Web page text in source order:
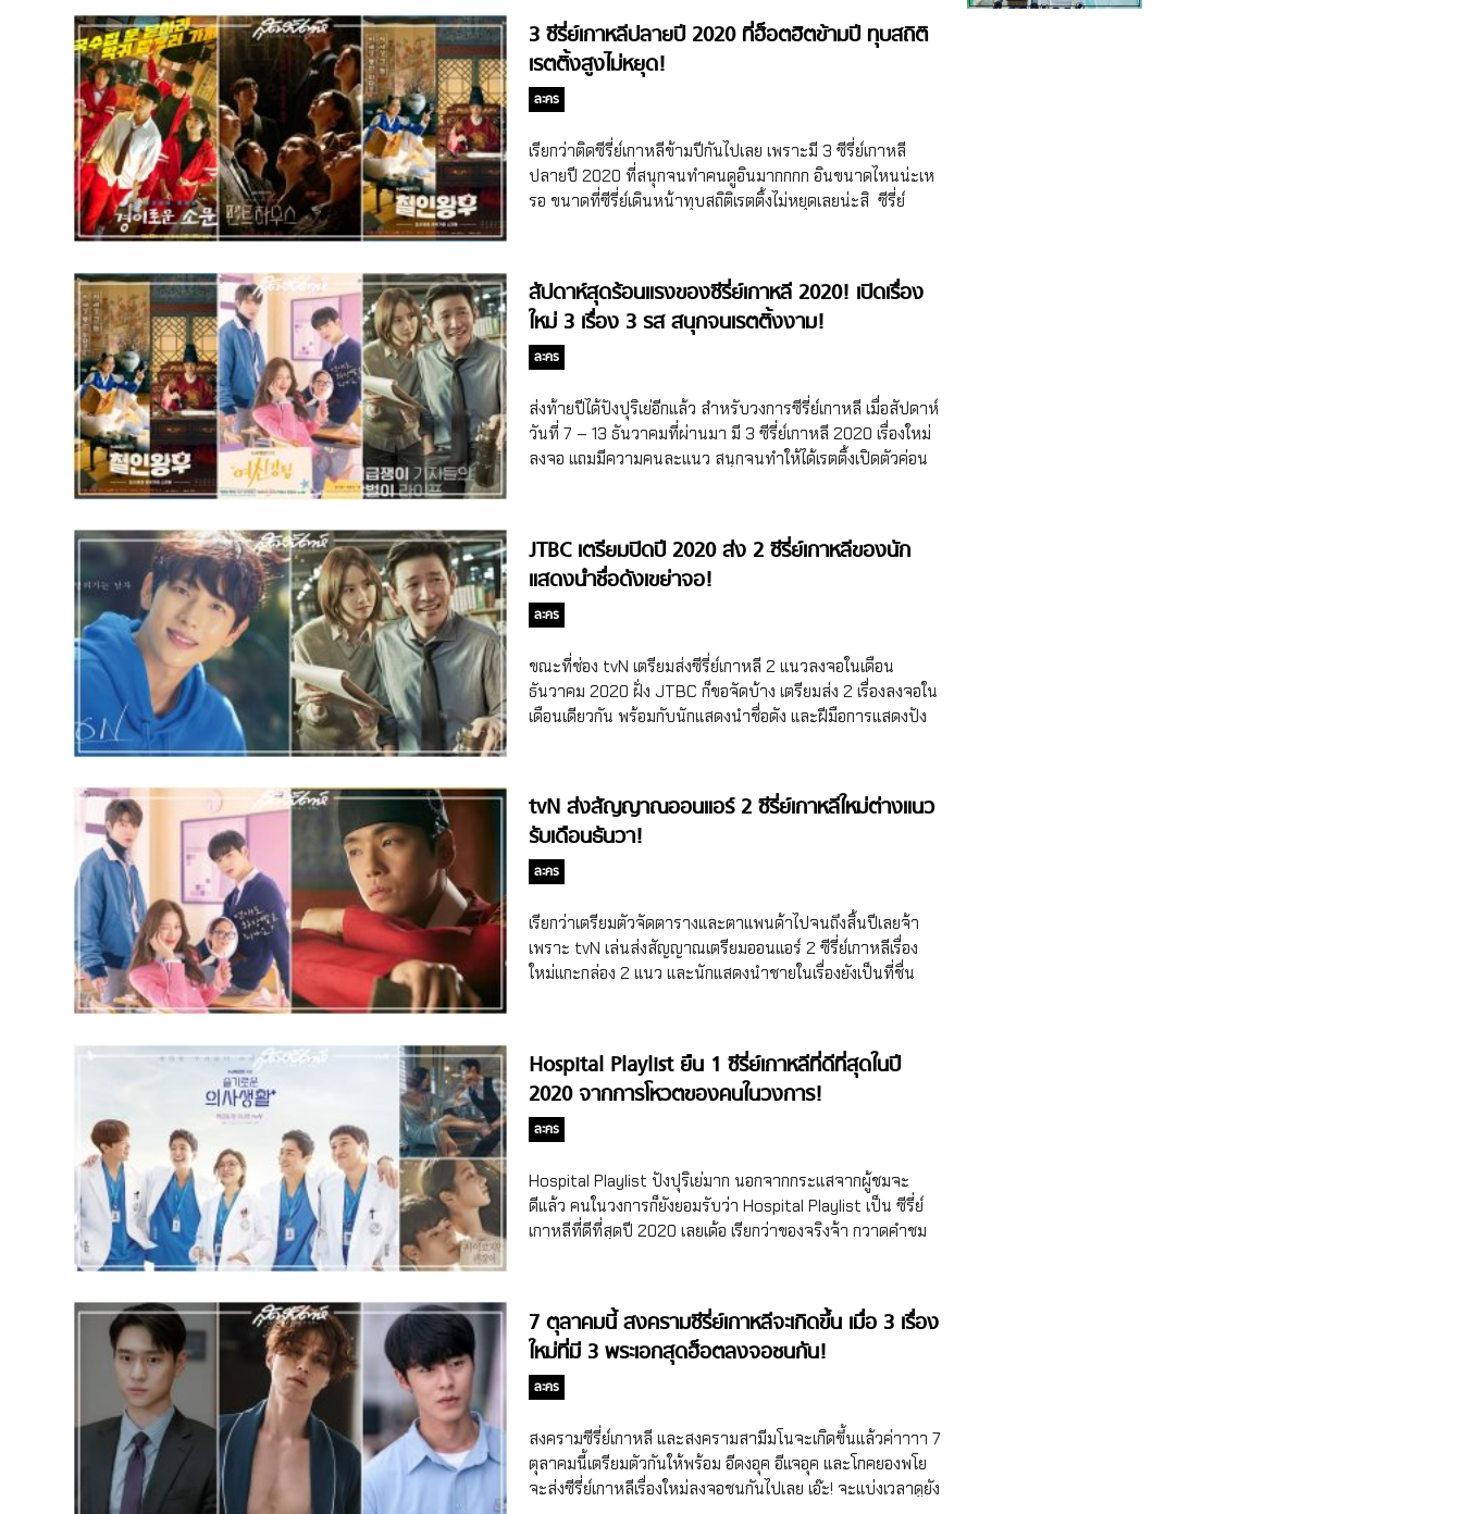
Playlist ซีรี่ย์เกาหลีแนวแพทย์ที่มีวิธีการเล่าเรื่องที่แตกต่างจาก
เรื่องอื่น […]
อันดับซีรี่ย์เกาหลีที่ชาวต่างชาติมากที่สุด 5 อันดับแรก 2 ปีซ้อน
คือ Kingdom ที่ในปี 2019 สามารถครองอันดับ 4 ได้ ถึงแม้ว่าจะ
ตกมา 1 อันดับ แต่ความพีคคืออันดับน้อยลงแต่คะแนนเพิ่มขึ้น
เพราะในปี 2019 Kingdom ได้อันดับ 4 ด้วยคะแนน 2.1% ส่วนปี
2020 ได้คะแนน 2.5% พูดเลยว่าปังน้าาา และเป็นตัวชี้วัดเลย
ว่าการแข่งขันของวงการซีรี่ย์เกาหลีในปี 2020 ดุเดือดมาก แต่
Kingdom ก็ยังครอง TOP5 ได้ อันดับ […]
3 ซีรี่ย์เกาหลีปลายปี 2020 ที่ฮ็อตฮิตข้ามปี ทุบสถิติ
เรตติ้งสูงไม่หยุด!
ละคร
เรียกว่าติดซีรี่ย์เกาหลีข้ามปีกันไปเลย เพราะมี 3 ซีรี่ย์เกาหลี
ปลายปี 2020 ที่สนุกจนทำคนดูอินมากกกก อินขนาดไหนน่ะเห
รอ ขนาดที่ซีรี่ย์เดินหน้าทุบสถิติเรตติ้งไม่หยุดเลยน่ะสิ ซีรี่ย์
ที่ตอนจบซีซั่น 1 จะทำเรตติ้งได้สูงสุดถึง 28.8% เลยทีเดียว กับ
เรื่อง The Penthouse ของ SBS ที่นำเสนอเรื่องการแก่งแย่งชิงดี
ของผู้คนใน Penthouse สำหรับคนชนชั้นสูง โดยจะมีการต่อสู้
ของรุ่นพ่อแม่ที่ปะทะกัน จนส่งผลไปถึงรุ่นลูก เป็นเรื่องที่ทำคนดู
ประสาทจะกินทุกตอน แล้วประเด็นไม่ได้มีแค่ซีซั่นเดียว ปวดหัว
กันยาวๆ ไป 3 ซีซั่นจ้า ชมซับไทยได้ที่ VIU และรอติดตามซับไทย
ได้เดือนกุมภาพันธ์ 2021 Mr.Queen ถ้าเรื่อง The Penthouse
ประสาทกินข้ามปี Mr.Queen ก็ฮาข้ามปีไปเลยจ้า เพียงแค่ออก
สัปดาห์สุดร้อนแรงของซีรี่ย์เกาหลี 2020! เปิดเรื่อง
ใหม่ 3 เรื่อง 3 รส สนุกจนเรตติ้งงาม!
ละคร
ส่งท้ายปีได้ปังปุริเย่อีกแล้ว สำหรับวงการซีรี่ย์เกาหลี เมื่อสัปดาห์
วันที่ 7 – 13 ธันวาคมที่ผ่านมา มี 3 ซีรี่ย์เกาหลี 2020 เรื่องใหม่
ลงจอ แถมมีความคนละแนว สนุกจนทำให้ได้เรตติ้งเปิดตัวค่อน
JTBC เตรียมปิดปี 2020 ส่ง 2 ซีรี่ย์เกาหลีของนัก
แสดงนำชื่อดังเขย่าจอ!
ละคร
ขณะที่ช่อง tvN เตรียมส่งซีรี่ย์เกาหลี 2 แนวลงจอในเดือน
ธันวาคม 2020 ฝั่ง JTBC ก็ขอจัดบ้าง เตรียมส่ง 2 เรื่องลงจอใน
เดือนเดียวกัน พร้อมกับนักแสดงนำชื่อดัง และฝีมือการแสดงปัง
tvN ส่งสัญญาณออนแอร์ 2 ซีรี่ย์เกาหลีใหม่ต่างแนว
รับเดือนธันวา!
ละคร
เรียกว่าเตรียมตัวจัดตารางและตาแพนด้าไปจนถึงสิ้นปีเลยจ้า
เพราะ tvN เล่นส่งสัญญาณเตรียมออนแอร์ 2 ซีรี่ย์เกาหลีเรื่อง
ใหม่แกะกล่อง 2 แนว และนักแสดงนำชายในเรื่องยังเป็นที่ชื่น
Hospital Playlist ยืน 1 ซีรี่ย์เกาหลีที่ดีที่สุดในปี
2020 จากการโหวตของคนในวงการ!
ละคร
Hospital Playlist ปังปุริเย่มาก นอกจากกระแสจากผู้ชมจะ
ดีแล้ว คนในวงการก็ยังยอมรับว่า Hospital Playlist เป็น ซีรี่ย์
เกาหลีที่ดีที่สุดปี 2020 เลยเด้อ เรียกว่าของจริงจ้า กวาดคำชม
7 ตุลาคมนี้ สงครามซีรี่ย์เกาหลีจะเกิดขึ้น เมื่อ 3 เรื่อง
ใหม่ที่มี 3 พระเอกสุดฮ็อตลงจอชนกัน!
ละคร
สงครามซีรี่ย์เกาหลี และสงครามสามีมโนจะเกิดขึ้นแล้วค่าาาา 7
ตุลาคมนี้เตรียมตัวกันให้พร้อม อีดงอุค อีแจอุค และโกคยองพโย
จะส่งซีรี่ย์เกาหลีเรื่องใหม่ลงจอชนกันไปเลย เอ๊ะ! จะแบ่งเวลาดูยัง